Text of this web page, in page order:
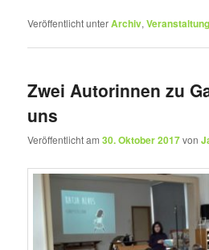
Veröffentlicht unterArchiv,
Zwei Autorinnen zu
uns
Veröffentlicht am30. Oktober 2017von